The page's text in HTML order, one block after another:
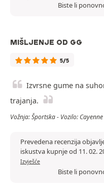
Biste li
MIŠLJENJE OD GG
5/5
Izvrsne gume na
trajanja.
Vožnja: Športska - Vozilo:
Prevedena recenzija
iskustva kupnje od 11. 02.
Izvješće
Biste li